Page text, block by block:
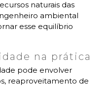
naturais das
ambiental
esse equilíbrio
na prática
pode envolver
reaproveitamento de